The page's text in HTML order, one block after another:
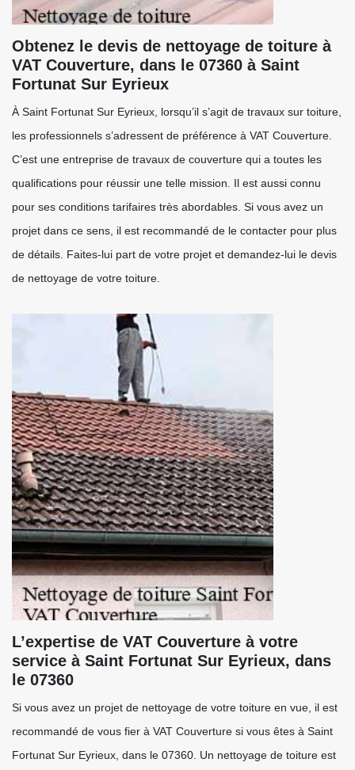
Obtenez le devis de nettoyage de toiture à
VAT Couverture, dans le 07360 à Saint
Fortunat Sur Eyrieux
À Saint Fortunat Sur Eyrieux, lorsqu’il s’agit de travaux sur toiture,
les professionnels s’adressent de préférence à VAT Couverture.
C’est une entreprise de travaux de couverture qui a toutes les
qualifications pour réussir une telle mission. Il est aussi connu
pour ses conditions tarifaires très abordables. Si vous avez un
projet dans ce sens, il est recommandé de le contacter pour plus
de détails. Faites-lui part de votre projet et demandez-lui le devis
de nettoyage de votre toiture.
L’expertise de VAT Couverture à votre
service à Saint Fortunat Sur Eyrieux, dans
le 07360
Si vous avez un projet de nettoyage de votre toiture en vue, il est
recommandé de vous fier à VAT Couverture si vous êtes à Saint
Fortunat Sur Eyrieux, dans le 07360. Un nettoyage de toiture est